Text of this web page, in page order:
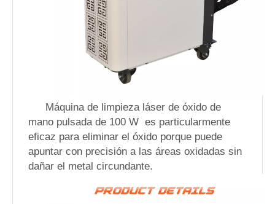
Máquina de limpieza láser de óxido de
mano pulsada de 100 W es particularmente
eficaz para eliminar el óxido porque puede
apuntar con precisión a las áreas oxidadas sin
dañar el metal circundante.